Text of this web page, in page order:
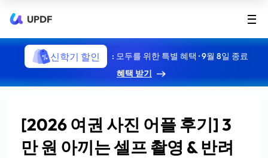
UPDF
신학기 할인
: 모두를 위한 특별 혜택 · 9월 8일 종료
혜택 받기
[2026 여권 사진 어플 후기] 3
만 원 아끼는 셀프 촬영 & 반려